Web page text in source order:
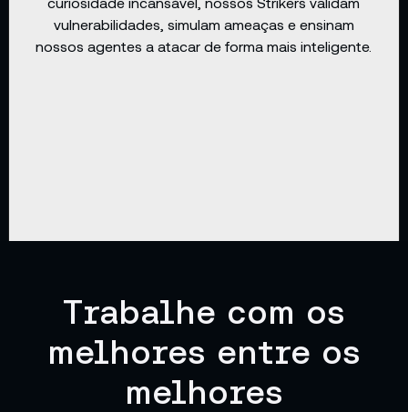
vulnerabilidades, simulam ameaças e ensinam
nossos agentes a atacar de forma mais inteligente.
Trabalhe com os
melhores entre os
melhores